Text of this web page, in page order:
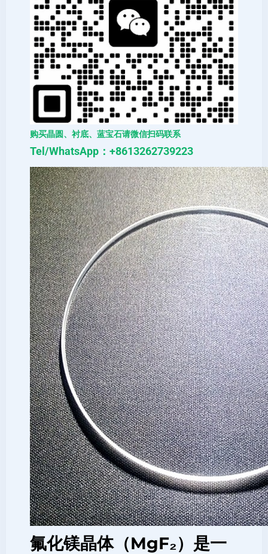
购买晶圆、衬底、蓝宝石请微信扫码联系
Tel/WhatsApp：+8613262739223
氟化镁晶体（MgF₂）是一